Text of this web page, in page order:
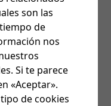
son las
de
nos
Si te parece
«Aceptar».
de cookies